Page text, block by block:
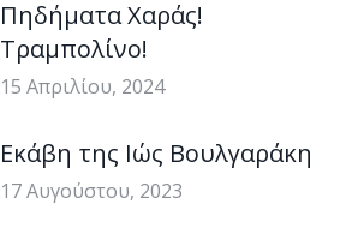
Πηδήματα Χαράς!
Τραμπολίνο!
15 Απριλίου, 2024
Εκάβη της Ιώς Βουλγαράκη
17 Αυγούστου, 2023